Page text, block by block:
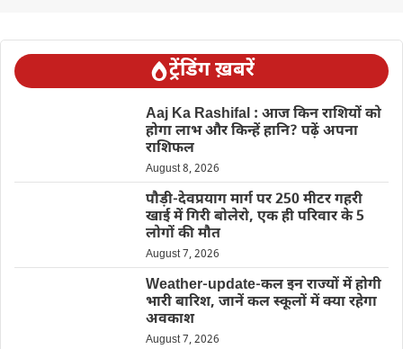
ट्रेंडिंग ख़बरें
Aaj Ka Rashifal : आज किन राशियों को
होगा लाभ और किन्हें हानि? पढ़ें अपना
राशिफल
August 8, 2026
पौड़ी-देवप्रयाग मार्ग पर 250 मीटर गहरी
खाई में गिरी बोलेरो, एक ही परिवार के 5
लोगों की मौत
August 7, 2026
Weather-update-कल इन राज्यों में होगी
भारी बारिश, जानें कल स्कूलों में क्या रहेगा
अवकाश
August 7, 2026